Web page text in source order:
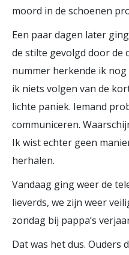
moord in de schoenen
Een paar dagen later
de stilte gevolgd door de
nummer herkende ik
ik niets volgen van de
lichte paniek. Iemand
communiceren.
Ik wist echter geen
herhalen.
Vandaag ging weer de
lieverds, we zijn weer
zondag bij pappa’s
Dat was het dus. Ouders